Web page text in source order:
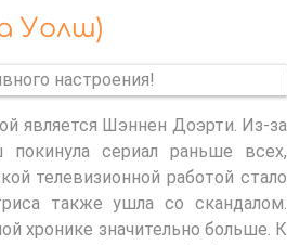
Уолш)
является Шэннен Доэрти. Из-за
покинула сериал раньше всех,
телевизионной работой стало
также ушла со скандалом.
хронике значительно больше. К